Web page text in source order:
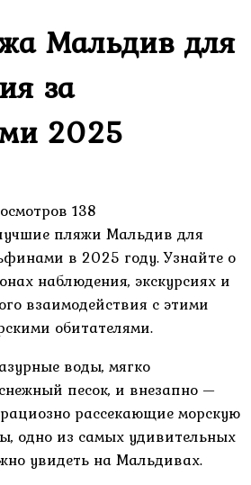
Мальдив для
за
2025
138
пляжи Мальдив для
в 2025 году. Узнайте о
наблюдения, экскурсиях и
взаимодействия с этими
обитателями.
воды, мягко
песок, и внезапно —
рассекающие морскую
одно из самых удивительных
увидеть на Мальдивах.